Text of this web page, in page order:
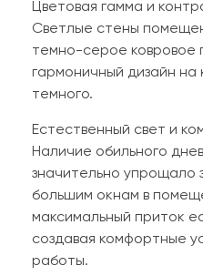
Цветовая гамма и
Светлые стены
темно-серое ковровое
гармоничный дизайн на
темного.
Естественный свет и
Наличие обильного
значительно упрощало
большим окнам в
максимальный приток
создавая комфортные
работы.